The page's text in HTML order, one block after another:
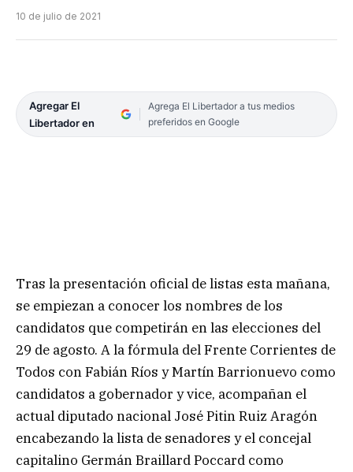
10 de julio de 2021
Agregar El
Libertador en
Agrega El Libertador a tus medios
preferidos en Google
Tras la presentación oficial de listas esta mañana,
se empiezan a conocer los nombres de los
candidatos que competirán en las elecciones del
29 de agosto. A la fórmula del Frente Corrientes de
Todos con Fabián Ríos y Martín Barrionuevo como
candidatos a gobernador y vice, acompañan el
actual diputado nacional José Pitin Ruiz Aragón
encabezando la lista de senadores y el concejal
capitalino Germán Braillard Poccard como